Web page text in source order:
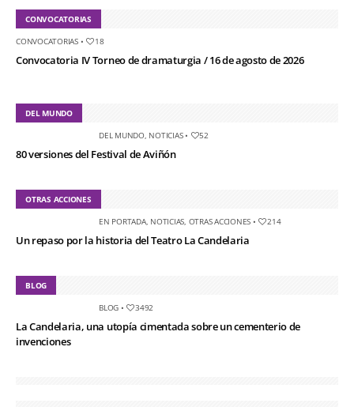
CONVOCATORIAS
CONVOCATORIAS• 18
Convocatoria IV Torneo de dramaturgia / 16 de agosto de 2026
DEL MUNDO
DEL MUNDO, NOTICIAS• 52
80 versiones del Festival de Aviñón
OTRAS ACCIONES
EN PORTADA, NOTICIAS OTRAS ACCIONES • 214
Un repaso por la historia del Teatro La Candelaria
BLOG
BLOG • 3492
La Candelaria, una utopía cimentada sobre un cementerio de
invenciones